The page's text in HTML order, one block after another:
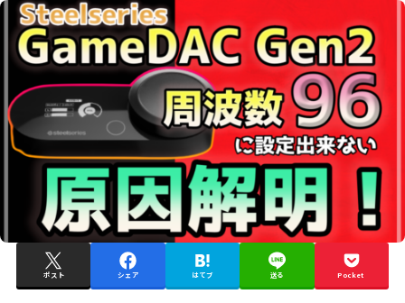
ポスト シェア はてブ 送る Pocket